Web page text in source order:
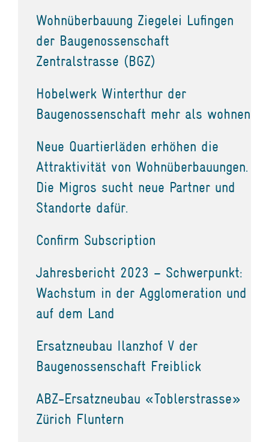
Wohnüberbauung Ziegelei Lufingen
der Baugenossenschaft
Zentralstrasse (BGZ)
Hobelwerk Winterthur der
Baugenossenschaft mehr als wohnen
Neue Quartierläden erhöhen die
Attraktivität von Wohnüberbauungen.
Die Migros sucht neue Partner und
Standorte dafür.
Confirm Subscription
Jahresbericht 2023 – Schwerpunkt:
Wachstum in der Agglomeration und
auf dem Land
Ersatzneubau Ilanzhof V der
Baugenossenschaft Freiblick
ABZ-Ersatzneubau «Toblerstrasse»
Zürich Fluntern